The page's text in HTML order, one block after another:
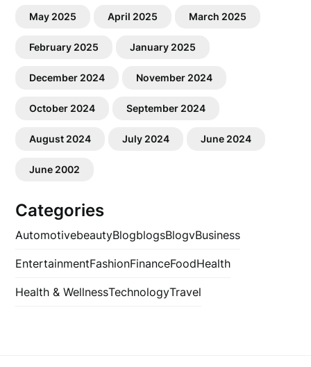
May 2025 April 2025 March 2025
February 2025 January 2025
December 2024 November 2024
October 2024 September 2024
August 2024 July 2024 June 2024
June 2002
Categories
AutomotivebeautyBlogblogsBlogvBusiness
EntertainmentFashionFinanceFoodHealth
Health & WellnessTechnologyTravel